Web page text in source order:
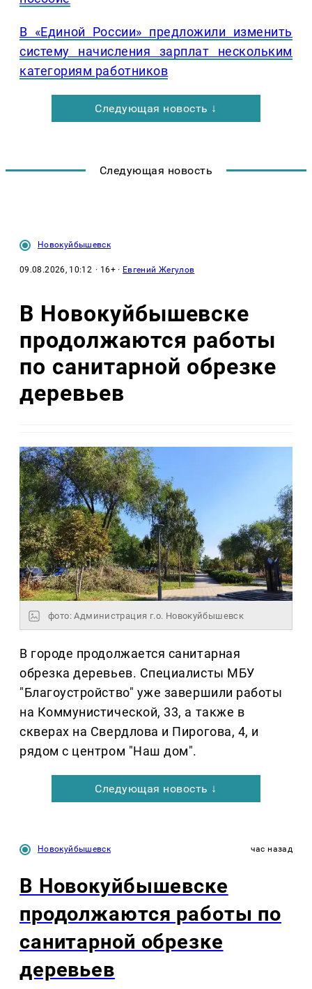
В «Единой России» предложили изменить
систему начисления зарплат нескольким
категориям работников
Следующая новость ↓
Следующая новость
Новокуйбышевск
09.08.2026, 10:12 · 16+ · Евгений Жегулов
В Новокуйбышевске
продолжаются работы
по санитарной обрезке
деревьев
фото: Администрация г.о. Новокуйбышевск
В городе продолжается санитарная
обрезка деревьев. Специалисты МБУ
"Благоустройство" уже завершили работы
на Коммунистической, 33, а также в
скверах на Свердлова и Пирогова, 4, и
рядом с центром "Наш дом".
Следующая новость ↓
Новокуйбышевск час назад
В Новокуйбышевске
продолжаются работы по
санитарной обрезке
деревьев